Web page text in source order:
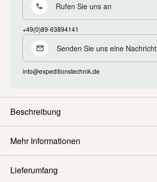
Beschreibung
Mehr Informationen
Lieferumfang
Rufen Sie uns an
+49(0)89-63894141
Senden Sie uns eine Nachricht
info@expeditionstechnik.de